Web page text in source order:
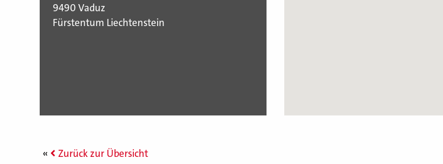
9490 Vaduz
Fürstentum Liechtenstein
Zurück zur Übersicht